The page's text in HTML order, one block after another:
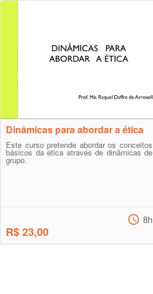
Dinâmicas para abordar a ética
Este curso pretende abordar os conceitos
básicos da ética através de dinâmicas de
grupo.
R$ 23,00
8h